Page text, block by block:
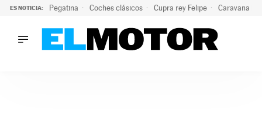
ES NOTICIA: Pegatina Coches clásicos Cupra rey Felipe Caravana